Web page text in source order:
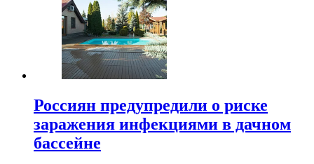
Россиян предупредили о риске
заражения инфекциями в дачном
бассейне